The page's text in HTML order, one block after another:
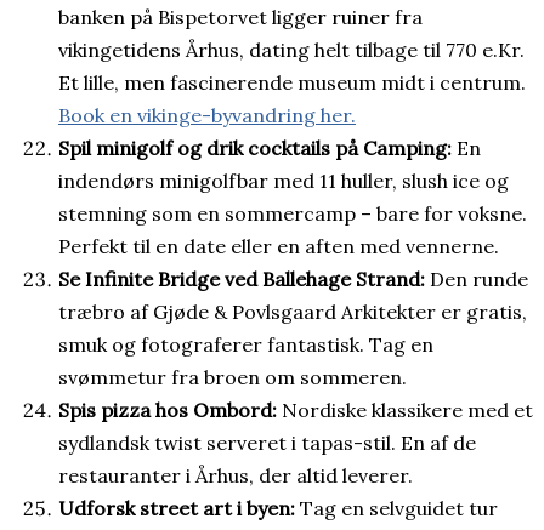
banken på Bispetorvet ligger ruiner fra
vikingetidens Århus, dating helt tilbage til 770 e.Kr.
Et lille, men fascinerende museum midt i centrum.
Book en vikinge-byvandring her.
Spil minigolf og drik cocktails på Camping: En
indendørs minigolfbar med 11 huller, slush ice og
stemning som en sommercamp – bare for voksne.
Perfekt til en date eller en aften med vennerne.
Se Infinite Bridge ved Ballehage Strand: Den runde
træbro af Gjøde & Povlsgaard Arkitekter er gratis,
smuk og fotograferer fantastisk. Tag en
svømmetur fra broen om sommeren.
Spis pizza hos Ombord: Nordiske klassikere med et
sydlandsk twist serveret i tapas-stil. En af de
restauranter i Århus, der altid leverer.
Udforsk street art i byen: Tag en selvguidet tur